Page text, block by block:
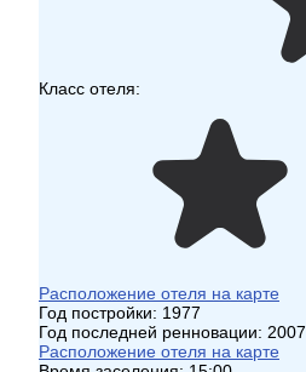
Класс отеля:
Расположение отеля на карте
Год постройки: 1977
Год последней ренновации: 2007
Расположение отеля на карте